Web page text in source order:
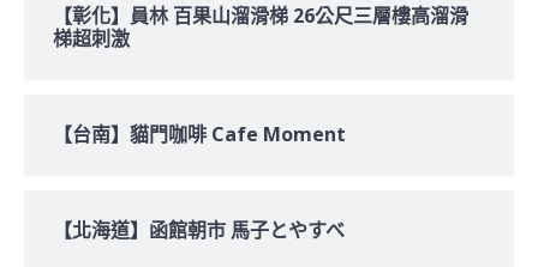
【彰化】員林 百果山溜滑梯 26公尺三層樓高溜滑
梯超刺激
【台南】貓門咖啡 Cafe Moment
【北海道】函館朝市 馬子とやすべ